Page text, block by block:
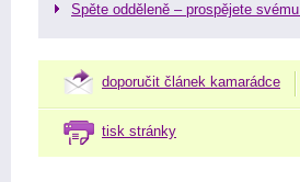
Spěte odděleně – prospějete
doporučit článek kamarádce
tisk stránky